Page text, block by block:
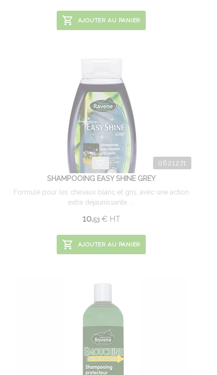
AJOUTER AU PANIER
0621271
SHAMPOOING EASY SHINE GREY
Formulé pour les chevaux blanc et gris, avec une action
extra déjaunissante. ...
10.53 €HT
AJOUTER AU PANIER